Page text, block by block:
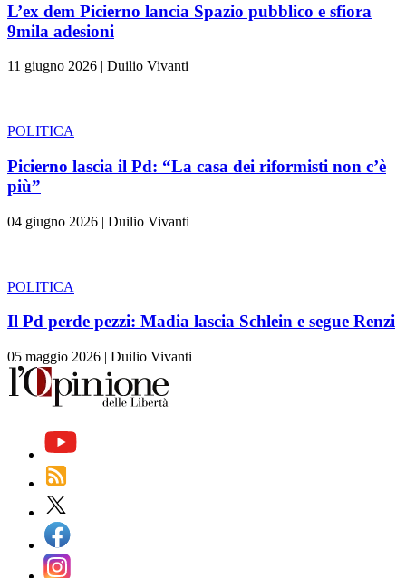
L’ex dem Picierno lancia Spazio pubblico e sfiora
9mila adesioni
11 giugno 2026 | Duilio Vivanti
POLITICA
Picierno lascia il Pd: “La casa dei riformisti non c’è
più”
04 giugno 2026 | Duilio Vivanti
POLITICA
Il Pd perde pezzi: Madia lascia Schlein e segue Renzi
05 maggio 2026 | Duilio Vivanti